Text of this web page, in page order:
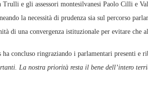
Trulli e gli assessori montesilvanesi Paolo Cilli e
la necessità di prudenza sia sul percorso
di una convergenza istituzionale per evitare
concluso ringraziando i parlamentari presenti e
La nostra priorità resta il bene dell’intero